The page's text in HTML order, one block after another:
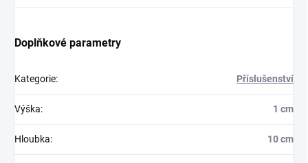
Doplňkové parametry
Kategorie: Příslušenství
Výška: 1 cm
Hloubka: 10 cm